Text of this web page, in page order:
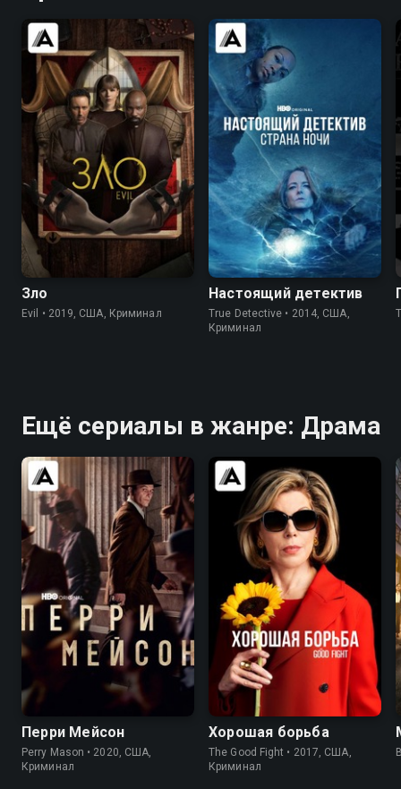
7.7
Зло
Evil • 2019, США, Криминал
8.7 9.0
Настоящий детектив
True Detective • 2014, США,
Криминал
Ещё сериалы в жанре: Драма
Перри Мейсон
Perry Mason • 2020, США,
Криминал
7.9 8.3
Хорошая борьба
The Good Fight • 2017, США,
Криминал